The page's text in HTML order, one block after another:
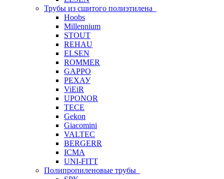
Трубы из сшитого полиэтилена
Hoobs
Millennium
STOUT
REHAU
ELSEN
ROMMER
GAPPO
РЕХАУ
ViEiR
UPONOR
TECE
Gekon
Giacomini
VALTEC
BERGERR
ICMA
UNI-FITT
Полипропиленовые трубы